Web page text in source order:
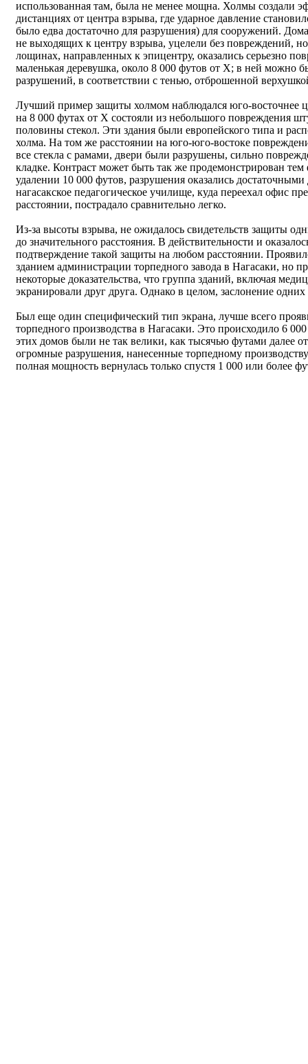
использованная там, была не менее мощна. Холмы создали
дистанциях от центра взрыва, где ударное давление
было едва достаточно для разрушения) для сооружений.
не выходящих к центру взрыва, уцелели без повреждений,
лощинах, направленных к эпицентру, оказались серьезно
маленькая деревушка, около 8 000 футов от X; в ней можно
разрушений, в соответствии с тенью, отброшенной
Лучший пример защиты холмом наблюдался юго-восточнее
на 8 000 футах от X состояли из небольшого повреждения
половины стекол. Эти здания были европейского типа и
холма. На том же расстоянии на юго-юго-востоке
все стекла с рамами, двери были разрушены, сильно
кладке. Контраст может быть так же продемонстрирован
удалении 10 000 футов, разрушения оказались
нагасакское педагогическое училище, куда переехал офис
расстоянии, пострадало сравнительно легко.
Из-за высоты взрыва, не ожидалось свидетельств защиты
до значительного расстояния. В действительности и
подтверждение такой защиты на любом расстоянии.
зданием администрации торпедного завода в Нагасаки, но
некоторые доказательства, что группа зданий, включая
экранировали друг друга. Однако в целом, заслонение
Был еще один специфический тип экрана, лучше всего
торпедного производства в Нагасаки. Это происходило 6
этих домов были не так велики, как тысячью футами далее
огромные разрушения, нанесенные торпедному
полная мощность вернулась только спустя 1 000 или более